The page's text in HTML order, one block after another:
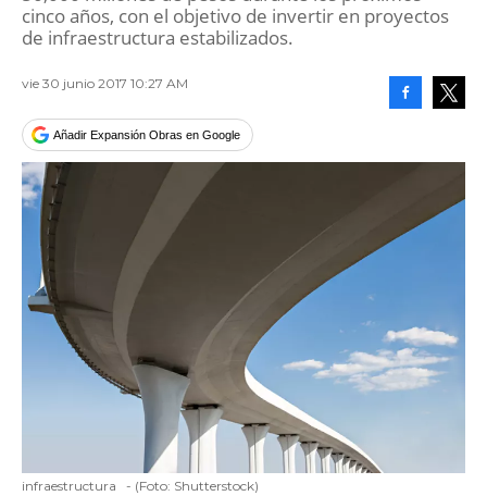
cinco años, con el objetivo de invertir en proyectos
de infraestructura estabilizados.
vie 30 junio 2017 10:27 AM
Añadir Expansión Obras en Google
infraestructura - (Foto: Shutterstock)